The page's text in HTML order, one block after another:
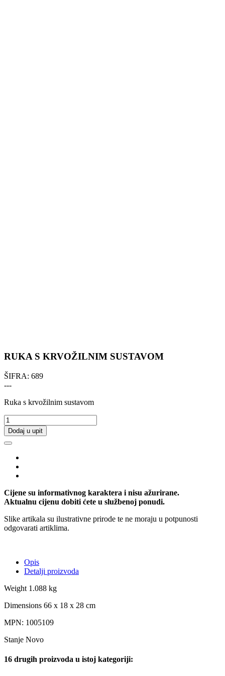
RUKA S KRVOŽILNIM SUSTAVOM
ŠIFRA: 689
---
Ruka s krvožilnim sustavom
Dodaj u upit
Cijene su informativnog karaktera i nisu ažurirane.
Aktualnu cijenu dobiti ćete u službenoj ponudi.
Slike artikala su ilustrativne prirode te ne moraju u potpunosti
odgovarati artiklima.
Opis
Detalji proizvoda
Weight 1.088 kg
Dimensions 66 x 18 x 28 cm
MPN: 1005109
Stanje Novo
16 drugih proizvoda u istoj kategoriji: